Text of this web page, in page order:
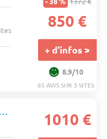
850 €
+ d'infos >
8.9/10
65 AVIS SUR 3 SITES
Le Moulin des Cordeliers 1010 €